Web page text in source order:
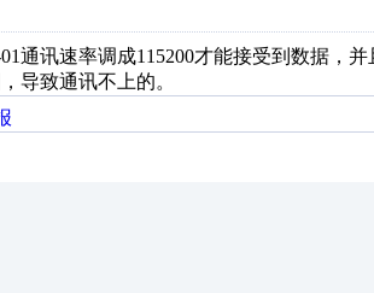
通讯速率调成115200才能接受到数据，
导致通讯不上的。